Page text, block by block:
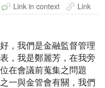
Link in context Link
，我們是金融監督管理
，我是鄭麗芳，在我旁
在會議前蒐集之問題
一與金管會有關，我們